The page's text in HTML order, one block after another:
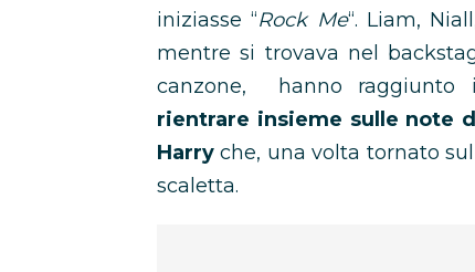
iniziasse “Rock Me“. Liam,
mentre si trovava nel
canzone, hanno raggiunto
rientrare insieme sulle note
Harry che, una volta tornato
scaletta.